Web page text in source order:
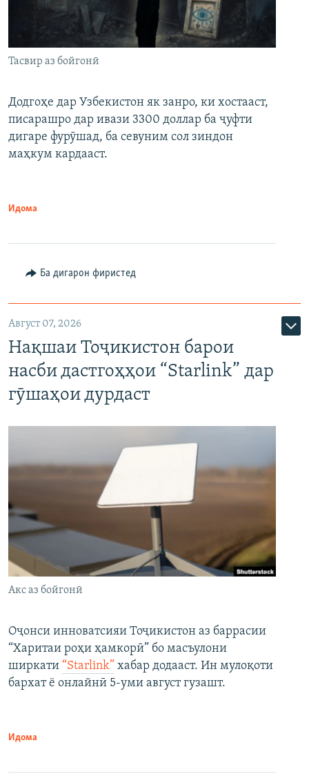
Тасвир аз бойгонӣ
Додгоҳе дар Узбекистон як занро, ки хостааст,
писарашро дар ивази 3300 доллар ба ҷуфти
дигаре фурӯшад, ба севуним сол зиндон
маҳкум кардааст.
Идома
Ба дигарон фиристед
Август 07, 2026
Нақшаи Тоҷикистон барои
насби дастгоҳҳои “Starlink” дар
гӯшаҳои дурдаст
Акс аз бойгонӣ
Оҷонси инноватсияи Тоҷикистон аз баррасии
“Харитаи роҳи ҳамкорӣ” бо масъулони
ширкати “Starlink” хабар додааст. Ин мулоқоти
бархат ё онлайнӣ 5-уми август гузашт.
Идома